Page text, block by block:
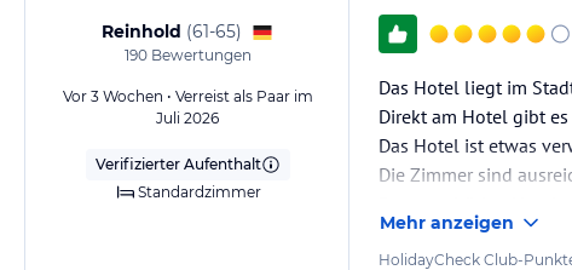
Reinhold (61-65)
190Bewertungen
Vor 3 Wochen • Verreist als Paar im
Juli 2026
Verifizierter Aufenthalt
Standardzimmer
Das Hotel liegt im
Direkt am Hotel gibt
Das Hotel ist etwas
Die Zimmer sind
Mehr anzeigen
HolidayCheck Club-